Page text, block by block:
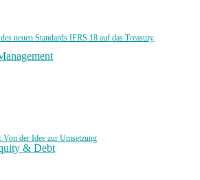
neuen Standards IFRS 18 auf das Treasury
Von der Idee zur Umsetzung
& Debt